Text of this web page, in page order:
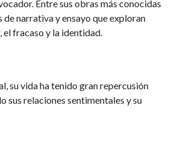
Entre sus obras más conocidas
narrativa y ensayo que exploran
el fracaso y la identidad.
su vida ha tenido gran repercusión
sus relaciones sentimentales y su